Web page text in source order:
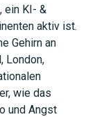
ein KI- &
aktiv ist.
Gehirn an
London,
wie das
und Angst